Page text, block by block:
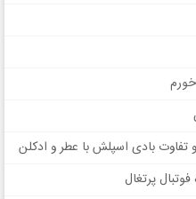
تفاوت بادی اسپلش با عطر و ادکلن
پرتغال